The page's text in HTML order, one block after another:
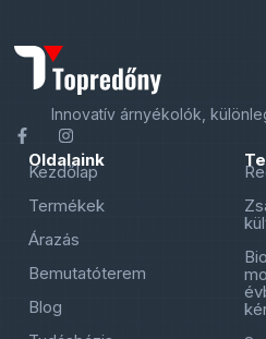
Innovatív árnyékolók,
Oldalaink
Kezdőlap
Termékek
Árazás
Bemutatóterem
Blog